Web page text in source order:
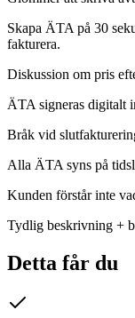
Skapa ÄTA på 30
fakturera.
Diskussion om pris
ÄTA signeras digitalt
Bråk vid
Alla ÄTA syns på
Kunden förstår inte
Tydlig beskrivning +
Detta får du